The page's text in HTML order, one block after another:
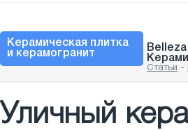
Керамическая плитка
и керамогранит
Belleza
Статьи -
Уличный